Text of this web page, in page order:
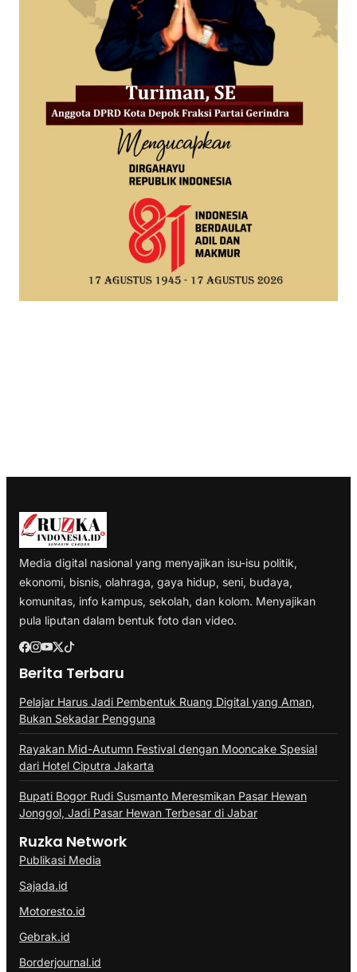
Media digital nasional yang menyajikan isu-isu politik,
ekonomi, bisnis, olahraga, gaya hidup, seni, budaya,
komunitas, info kampus, sekolah, dan kolom. Menyajikan
pula liputan dalam bentuk foto dan video.
Berita Terbaru
Pelajar Harus Jadi Pembentuk Ruang Digital yang Aman,
Bukan Sekadar Pengguna
Rayakan Mid-Autumn Festival dengan Mooncake Spesial
dari Hotel Ciputra Jakarta
Bupati Bogor Rudi Susmanto Meresmikan Pasar Hewan
Jonggol, Jadi Pasar Hewan Terbesar di Jabar
Ruzka Network
Publikasi Media
Sajada.id
Motoresto.id
Gebrak.id
Borderjournal.id